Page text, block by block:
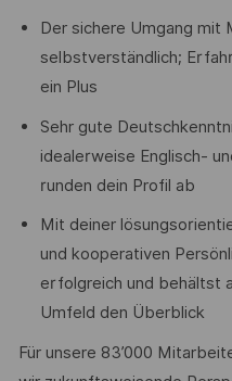
Der sichere Umgang mit
selbstverständlich;
ein Plus
Sehr gute
idealerweise Englisch-
runden dein Profil ab
Mit deiner
und kooperativen
erfolgreich und behältst
Umfeld den Überblick
Für unsere 83’000